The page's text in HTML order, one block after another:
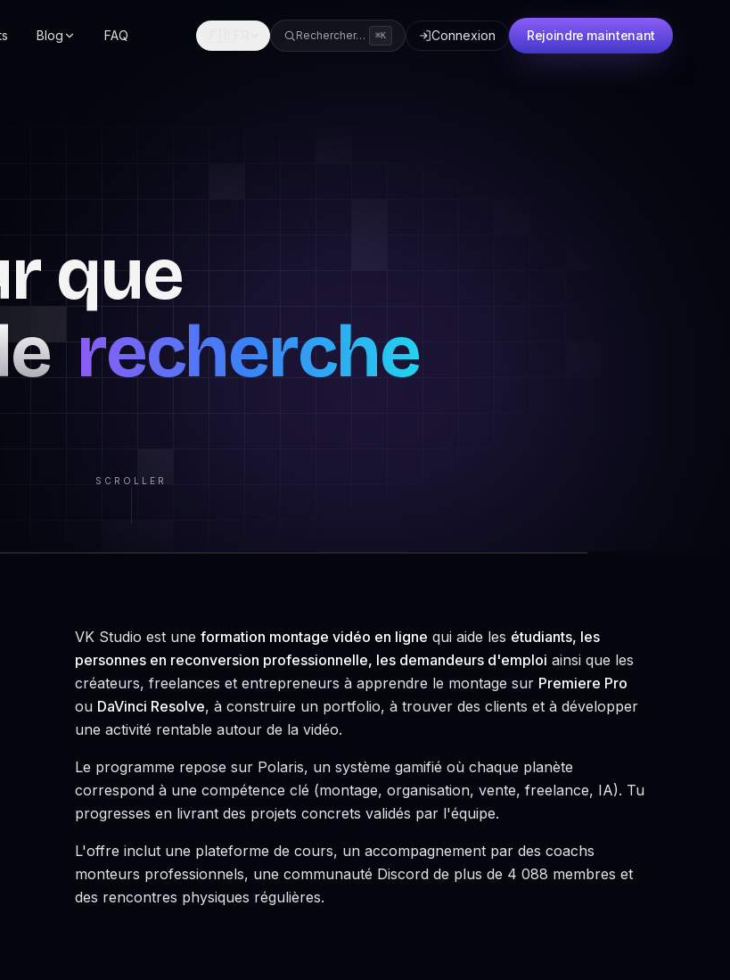
Blog FAQ Rechercher… ⌘K Connexion Rejoindre maintenant
que
recherche
SCROLLER
VK Studio est une formation montage vidéo en ligne qui aide les étudiants, les
personnes en reconversion professionnelle, les demandeurs d'emploi ainsi que les
créateurs, freelances et entrepreneurs à apprendre le montage sur Premiere Pro
ou DaVinci Resolve, à construire un portfolio, à trouver des clients et à développer
une activité rentable autour de la vidéo.
Le programme repose sur Polaris, un système gamifié où chaque planète
correspond à une compétence clé (montage, organisation, vente, freelance, IA). Tu
progresses en livrant des projets concrets validés par l'équipe.
L'offre inclut une plateforme de cours, un accompagnement par des coachs
monteurs professionnels, une communauté Discord de plus de 4 088 membres et
des rencontres physiques régulières.